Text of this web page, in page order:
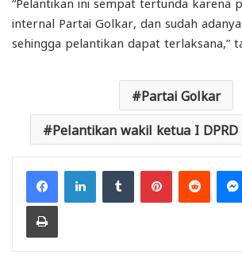
internal Partai Golkar, dan sudah
sehingga pelantikan dapat terlaksana,”
Partai Golkar
Pelantikan wakil ketua I
FacebookLinkedInTumblr PinterestReddit
Print